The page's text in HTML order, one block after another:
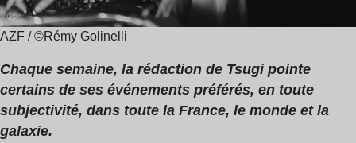
AZF / ©Rémy Golinelli
Chaque semaine, la rédaction de Tsugi pointe
certains de ses événements préférés, en toute
subjectivité, dans toute la France, le monde et la
galaxie.